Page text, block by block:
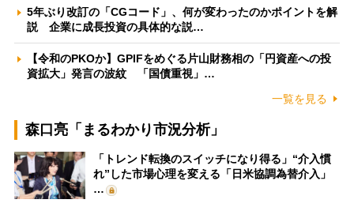
5年ぶり改訂の「CGコード」、何が変わったのかポイントを解
説 企業に成長投資の具体的な説…
【令和のPKOか】GPIFをめぐる片山財務相の「円資産への投
資拡大」発言の波紋 「国債重視」…
一覧を見る
森口亮「まるわかり市況分析」
「トレンド転換のスイッチになり得る」“介入慣
れ”した市場心理を変える「日米協調為替介入」
…